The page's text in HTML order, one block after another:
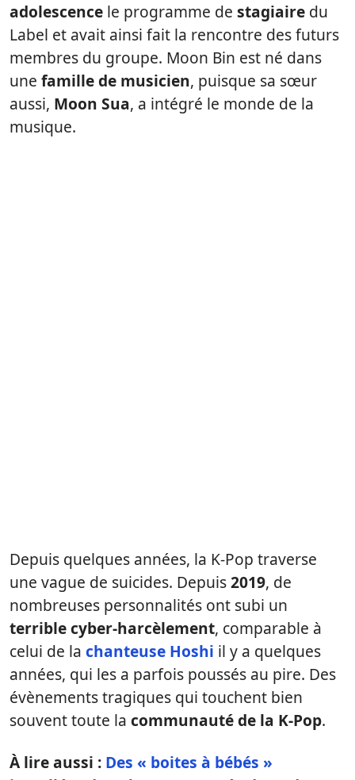
adolescence le programme de stagiaire du
Label et avait ainsi fait la rencontre des futurs
membres du groupe. Moon Bin est né dans
une famille de musicien, puisque sa sœur
aussi, Moon Sua, a intégré le monde de la
musique.
Depuis quelques années, la K-Pop traverse
une vague de suicides. Depuis2019, de
nombreuses personnalités ont subi un
terrible cyber-harcèlement, comparable à
celui de la chanteuse Hoshi il y a quelques
années, qui les a parfois poussés au pire. Des
évènements tragiques qui touchent bien
souvent toute la communauté de la K-Pop.
À lire aussi : Des « boites à bébés »